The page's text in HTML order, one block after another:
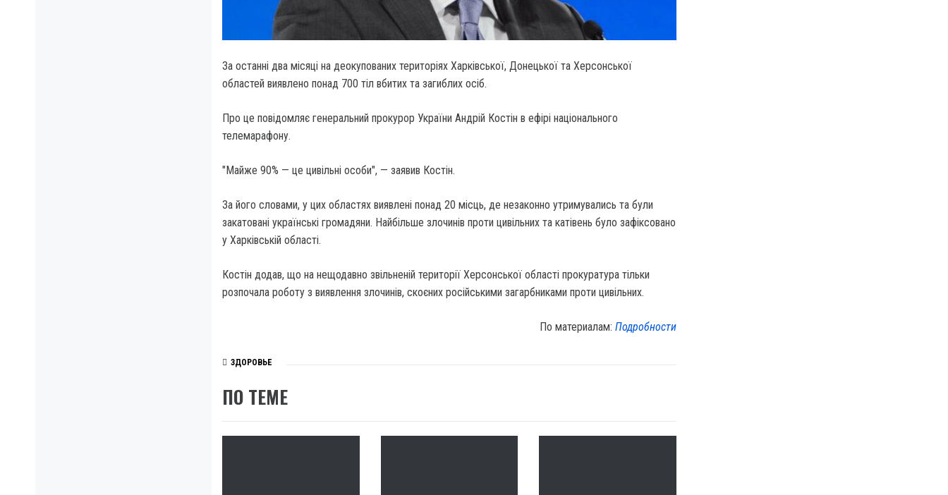
За останні два місяці на деокупованих територіях Харківської, Донецької та Херсонської
областей виявлено понад 700 тіл вбитих та загиблих осіб.
Про це повідомляє генеральний прокурор України Андрій Костін в ефірі національного
телемарафону.
"Майже 90% — це цивільні особи", — заявив Костін.
За його словами, у цих областях виявлені понад 20 місць, де незаконно утримувались та були
закатовані українські громадяни. Найбільше злочинів проти цивільних та катівень було зафіксовано
у Харківській області.
Костін додав, що на нещодавно звільненій території Херсонської області прокуратура тільки
розпочала роботу з виявлення злочинів, скоєних російськими загарбниками проти цивільних.
По материалам:Подробности
ЗДОРОВЬЕ
ПО ТЕМЕ